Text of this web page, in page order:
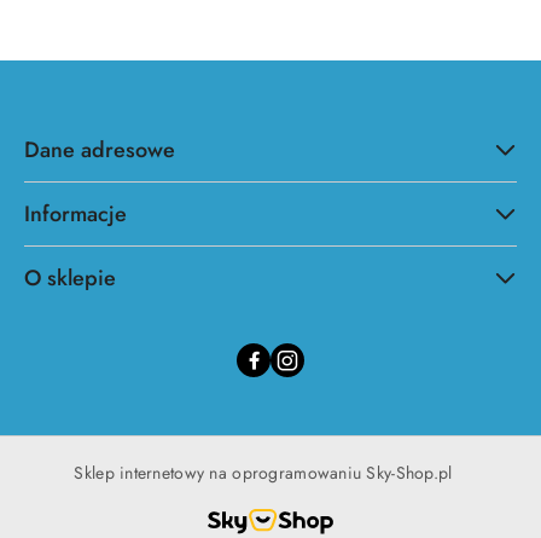
Dane adresowe
Informacje
O sklepie
Sklep internetowy na oprogramowaniu Sky-Shop.pl